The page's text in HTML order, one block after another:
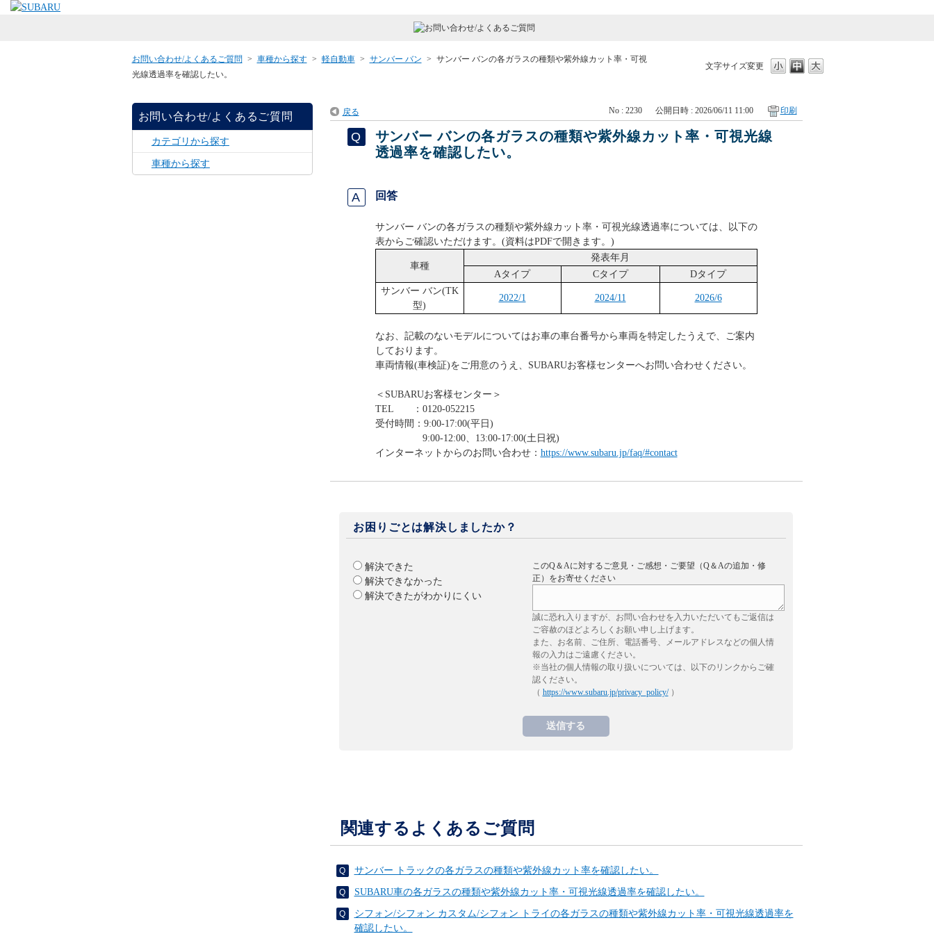
文字サイズ変更
お問い合わせ/よくあるご質問 > 車種から探す > 軽自動車 > サンバー バン > サンバー バンの各ガラスの種類や紫外線カット率・可視
光線透過率を確認したい。
お問い合わせ/よくあるご質問
カテゴリから探す
車種から探す
戻る No : 2230 公開日時 : 2026/06/11 11:00 印刷
サンバー バンの各ガラスの種類や紫外線カット率・可視光線
透過率を確認したい。
回答
サンバー バンの各ガラスの種類や紫外線カット率・可視光線透過率については、以下の
表からご確認いただけます。(資料はPDFで開きます。)
車種
発表年月
Aタイプ
Cタイプ
Dタイプ
サンバー バン(TK
型)
2022/1 2024/11 2026/6
なお、記載のないモデルについてはお車の車台番号から車両を特定したうえで、ご案内
しております。
車両情報(車検証)をご用意のうえ、SUBARUお客様センターへお問い合わせください。
＜SUBARUお客様センター＞
TEL ：0120-052215
受付時間：9:00-17:00(平日)
9:00-12:00、13:00-17:00(土日祝)
インターネットからのお問い合わせ： https://www.subaru.jp/faq/#contact
お困りごとは解決しましたか？
解決できた
解決できなかった
解決できたがわかりにくい
このQ＆Aに対するご意見・ご感想・ご要望（Q＆Aの追加・修
正）をお寄せください
誠に恐れ入りますが、お問い合わせを入力いただいてもご返信は
ご容赦のほどよろしくお願い申し上げます。
また、お名前、ご住所、電話番号、メールアドレスなどの個人情
報の入力はご遠慮ください。
※当社の個人情報の取り扱いについては、以下のリンクからご確
認ください。
（ https://www.subaru.jp/privacy_policy/）
関連するよくあるご質問
サンバー トラックの各ガラスの種類や紫外線カット率を確認したい。
SUBARU車の各ガラスの種類や紫外線カット率・可視光線透過率を確認したい。
シフォン/シフォン カスタム/シフォン トライの各ガラスの種類や紫外線カット率・可視光線透過率を
確認したい。